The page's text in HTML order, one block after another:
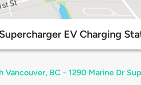
EV Charging
Vancouver, BC - 1290 Marine Dr